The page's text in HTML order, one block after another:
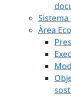
Àrea